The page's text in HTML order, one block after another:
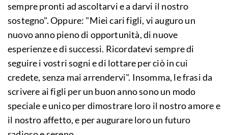
sempre pronti ad ascoltarvi e a darvi il nostro
sostegno". Oppure: "Miei cari figli, vi auguro un
nuovo anno pieno di opportunità, di nuove
esperienze e di successi. Ricordatevi sempre di
seguire i vostri sogni e di lottare per ciò in cui
credete, senza mai arrendervi". Insomma, le frasi da
scrivere ai figli per un buon anno sono un modo
speciale e unico per dimostrare loro il nostro amore e
il nostro affetto, e per augurare loro un futuro